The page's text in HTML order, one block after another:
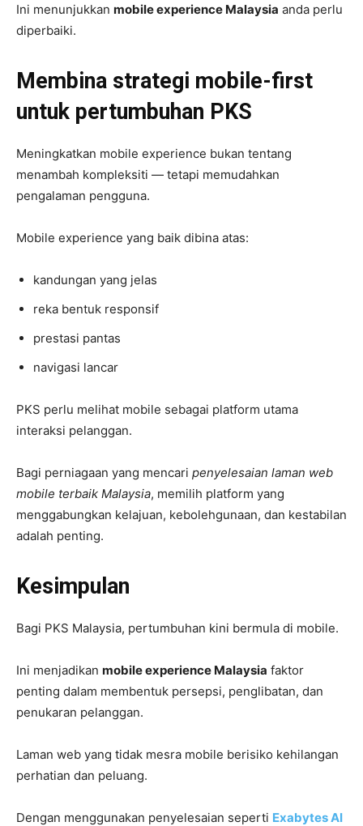
Ini menunjukkan mobile experience Malaysia anda perlu
diperbaiki.
Membina strategi mobile-first
untuk pertumbuhan PKS
Meningkatkan mobile experience bukan tentang
menambah kompleksiti — tetapi memudahkan
pengalaman pengguna.
Mobile experience yang baik dibina atas:
kandungan yang jelas
reka bentuk responsif
prestasi pantas
navigasi lancar
PKS perlu melihat mobile sebagai platform utama
interaksi pelanggan.
Bagi perniagaan yang mencari penyelesaian laman web
mobile terbaik Malaysia, memilih platform yang
menggabungkan kelajuan, kebolehgunaan, dan kestabilan
adalah penting.
Kesimpulan
Bagi PKS Malaysia, pertumbuhan kini bermula di mobile.
Ini menjadikan mobile experience Malaysia faktor
penting dalam membentuk persepsi, penglibatan, dan
penukaran pelanggan.
Laman web yang tidak mesra mobile berisiko kehilangan
perhatian dan peluang.
Dengan menggunakan penyelesaian seperti Exabytes AI